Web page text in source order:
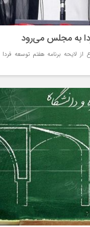
به مجلس می‌رود
از لایحه برنامه هفتم توسعه